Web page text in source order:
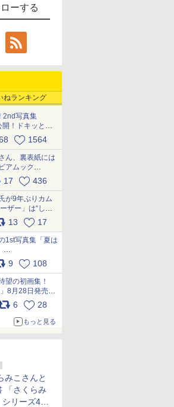
ーする
ねランキング
2nd写真集
開！ドキッとす
たな挑戦1564
ん、裏表紙には
アムック
発売
17 436
が9年ぶりカム
ザー」は“しゃ
らしを描く 「も
緒に暮らす愛
13 17
1st写真集「夏は
9 108
望の初画集！
」8月28日発売
6 28
もっと見る
みこさんと
「さくらみ
リーズ4冊